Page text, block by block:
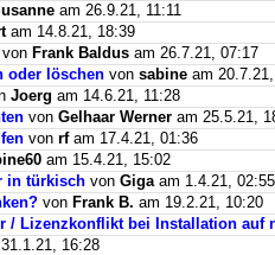
am 26.9.21, 11:11
am 14.8.21, 18:39
Frank Baldus am 26.7.21, 07:17
oder löschen von sabine am
Joerg am 14.6.21, 11:28
von Gelhaar Werner am 25.5.21,
von rfam 17.4.21, 01:36
am 15.4.21, 15:02
in türkisch von Gigaam 1.4.21, 02:55
von Frank B. am 19.2.21, 10:20
/ Lizenzkonflikt bei Installation auf
16:28